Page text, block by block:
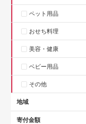
ペット用品
おせち料理
美容・健康
ベビー用品
その他
地域
寄付金額